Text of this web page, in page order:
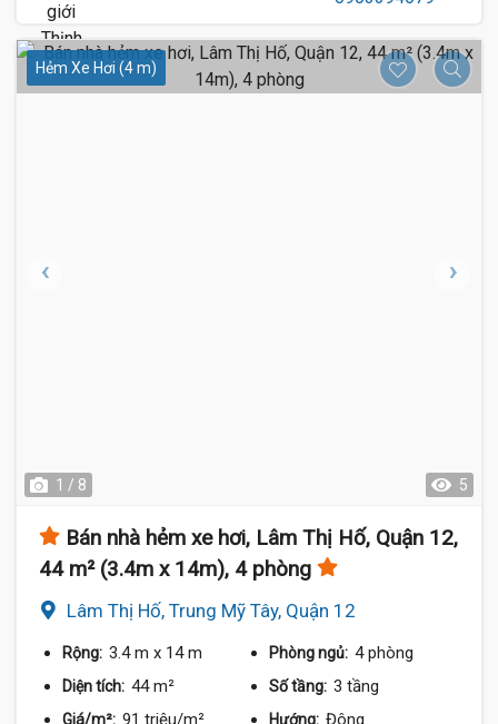
Hẻm Xe Hơi (4 m)
1 / 8 5
Bán nhà hẻm xe hơi, Lâm Thị Hố, Quận 12,
44 m² (3.4m x 14m), 4 phòng
Lâm Thị Hố, Trung Mỹ Tây, Quận 12
Rộng: 3.4 m x 14 m Phòng ngủ: 4 phòng
Diện tích: 44 m² Số tầng: 3 tầng
Giá/m²: 91 triệu/m² Hướng: Đông